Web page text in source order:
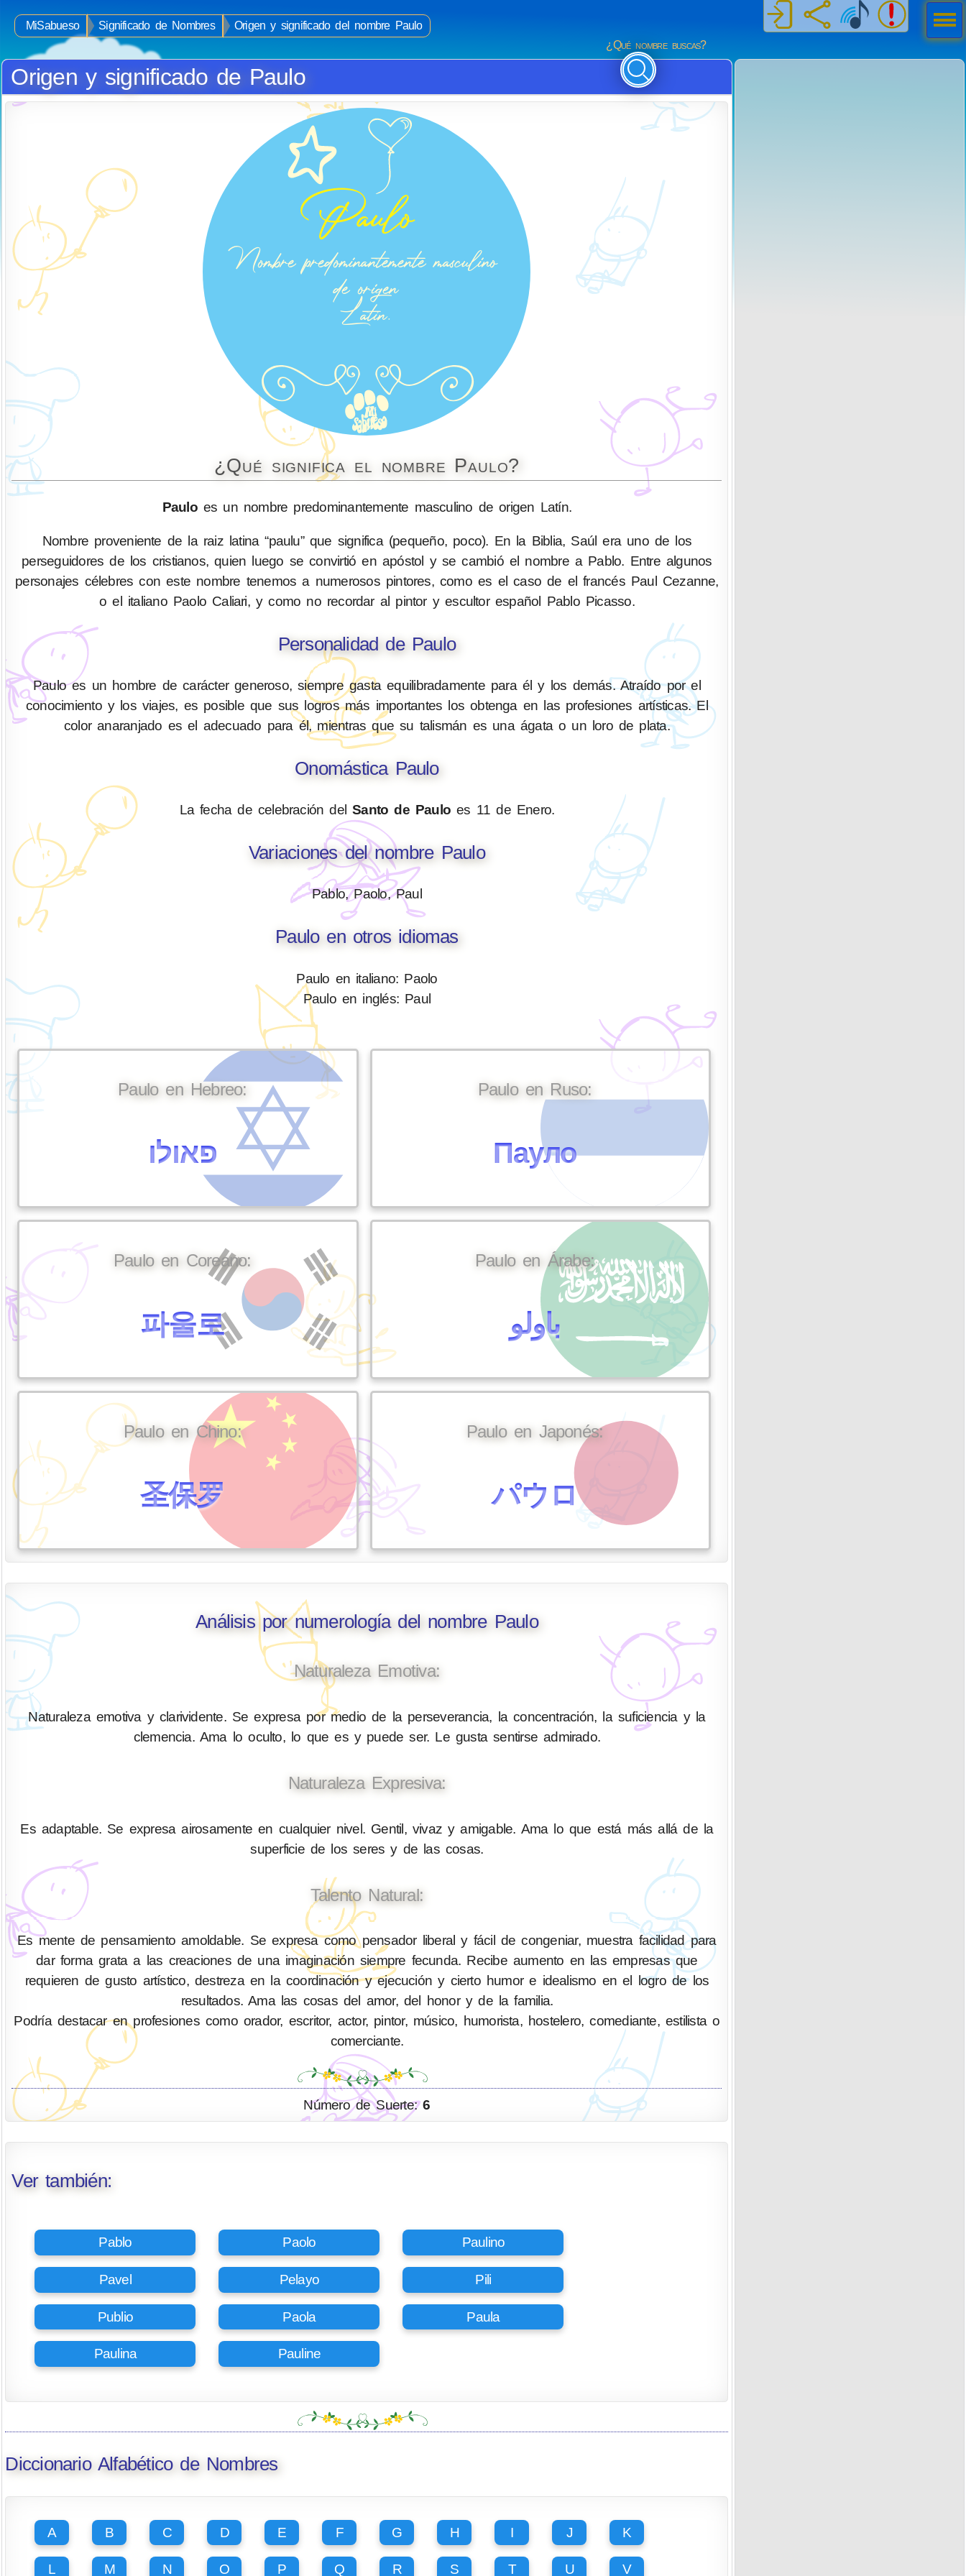
MiSabueso Significado de Nombres
Origen y significado del nombre Paulo
¿Qué nombre buscas?
Origen y significado de Paulo
¿Qué significa el nombre Paulo?
Pauloes un nombre predominantemente masculino de origen Latín.
Nombre proveniente de la raiz latina “paulu” que significa (pequeño, poco). En la Biblia, Saúl era uno de los
perseguidores de los cristianos, quien luego se convirtió en apóstol y se cambió el nombre a Pablo. Entre algunos
personajes célebres con este nombre tenemos a numerosos pintores, como es el caso de el francés Paul Cezanne,
o el italiano Paolo Caliari, y como no recordar al pintor y escultor español Pablo Picasso.
Personalidad de Paulo
Paulo es un hombre de carácter generoso, siempre gasta equilibradamente para él y los demás. Atraído por el
conocimiento y los viajes, es posible que sus logros más importantes los obtenga en las profesiones artísticas. El
color anaranjado es el adecuado para él, mientras que su talismán es una ágata o un loro de plata.
Onomástica Paulo
La fecha de celebración delSanto de Paulo es 11 de Enero.
Variaciones del nombre Paulo
Pablo, Paolo, Paul
Paulo en otros idiomas
Paulo en italiano: Paolo
Paulo en inglés: Paul
Paulo en Hebreo:
פאולו
Paulo en Ruso:
Пауло
Paulo en Coreano:
파울로
Paulo en Árabe:
باولو
Paulo en Chino:
圣保罗
Paulo en Japonés:
パウロ
Análisis por numerología del nombre Paulo
Naturaleza Emotiva:
Naturaleza emotiva y clarividente. Se expresa por medio de la perseverancia, la concentración, la suficiencia y la
clemencia. Ama lo oculto, lo que es y puede ser. Le gusta sentirse admirado.
Naturaleza Expresiva:
Es adaptable. Se expresa airosamente en cualquier nivel. Gentil, vivaz y amigable. Ama lo que está más allá de la
superficie de los seres y de las cosas.
Talento Natural:
Es mente de pensamiento amoldable. Se expresa como pensador liberal y fácil de congeniar, muestra facilidad para
dar forma grata a las creaciones de una imaginación siempre fecunda. Recibe aumento en las empresas que
requieren de gusto artístico, destreza en la coordinación y ejecución y cierto humor e idealismo en el logro de los
resultados. Ama las cosas del amor, del honor y de la familia.
Podría destacar en profesiones como orador, escritor, actor, pintor, músico, humorista, hostelero, comediante, estilista o
comerciante.
Número de Suerte:6
Ver también:
Pablo Paolo Paulino
Pavel Pelayo Pili
Publio Paola Paula
Paulina Pauline
Diccionario Alfabético de Nombres
A B C D E F G H I J K
L M N O P Q R S T U V
Men
ú